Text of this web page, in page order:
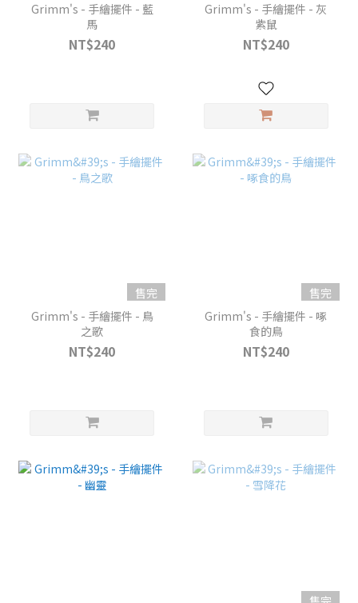
Grimm's - 手繪擺件 - 藍
馬
NT$240
Grimm's - 手繪擺件 - 灰
紫鼠
NT$240
售完
Grimm's - 手繪擺件 - 鳥
之歌
NT$240
售完
Grimm's - 手繪擺件 - 啄
食的鳥
NT$240